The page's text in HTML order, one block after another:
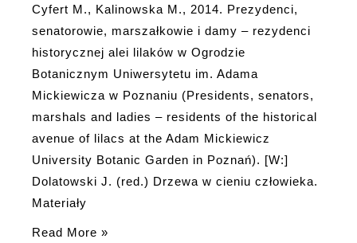
Cyfert M., Kalinowska M., 2014. Prezydenci,
senatorowie, marszałkowie i damy – rezydenci
historycznej alei lilaków w Ogrodzie
Botanicznym Uniwersytetu im. Adama
Mickiewicza w Poznaniu (Presidents, senators,
marshals and ladies – residents of the historical
avenue of lilacs at the Adam Mickiewicz
University Botanic Garden in Poznań). [W:]
Dolatowski J. (red.) Drzewa w cieniu człowieka.
Materiały
Cyfert
Read More »